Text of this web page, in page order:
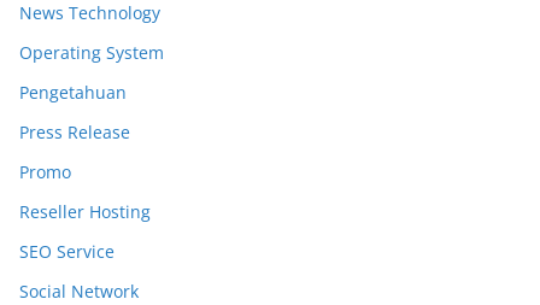
News Technology
Operating System
Pengetahuan
Press Release
Promo
Reseller Hosting
SEO Service
Social Network